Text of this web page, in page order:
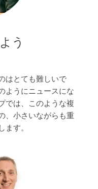
う
はとても難しいで
ようにニュースにな
では、このような複
、小さいながらも重
ます。